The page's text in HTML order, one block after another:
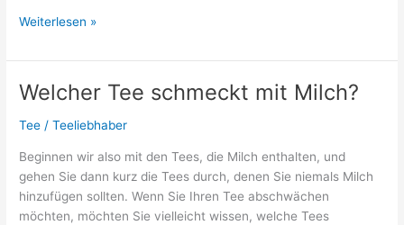
Hausmittel
Kopfschmerzen:
Unsere
Tipps!
Weiterlesen »
Welcher Tee schmeckt mit Milch?
Tee /Teeliebhaber
Beginnen wir also mit den Tees, die Milch enthalten, und
gehen Sie dann kurz die Tees durch, denen Sie niemals Milch
hinzufügen sollten. Wenn Sie Ihren Tee abschwächen
möchten, möchten Sie vielleicht wissen, welche Tees